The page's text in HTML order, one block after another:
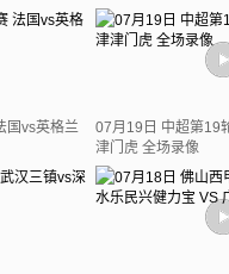
国vs英格兰
07月19日 中超第19
津门虎 全场录像